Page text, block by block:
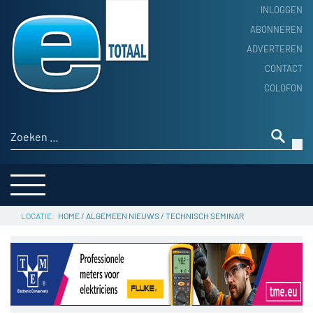
INLOGGEN
ABONNEREN
ADVERTEREN
CONTACT
COLOFON
Zoeken naar:
HOME
PRODUCTNIEUWS
ACHTERGROND
THEMA’S
SERVICE
HOME/ ALGEMEEN NIEUWS/ TECHNISCH SEMINAR